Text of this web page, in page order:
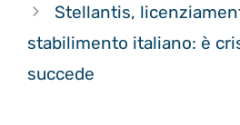
Stellantis,
stabilimento italiano: è
succede